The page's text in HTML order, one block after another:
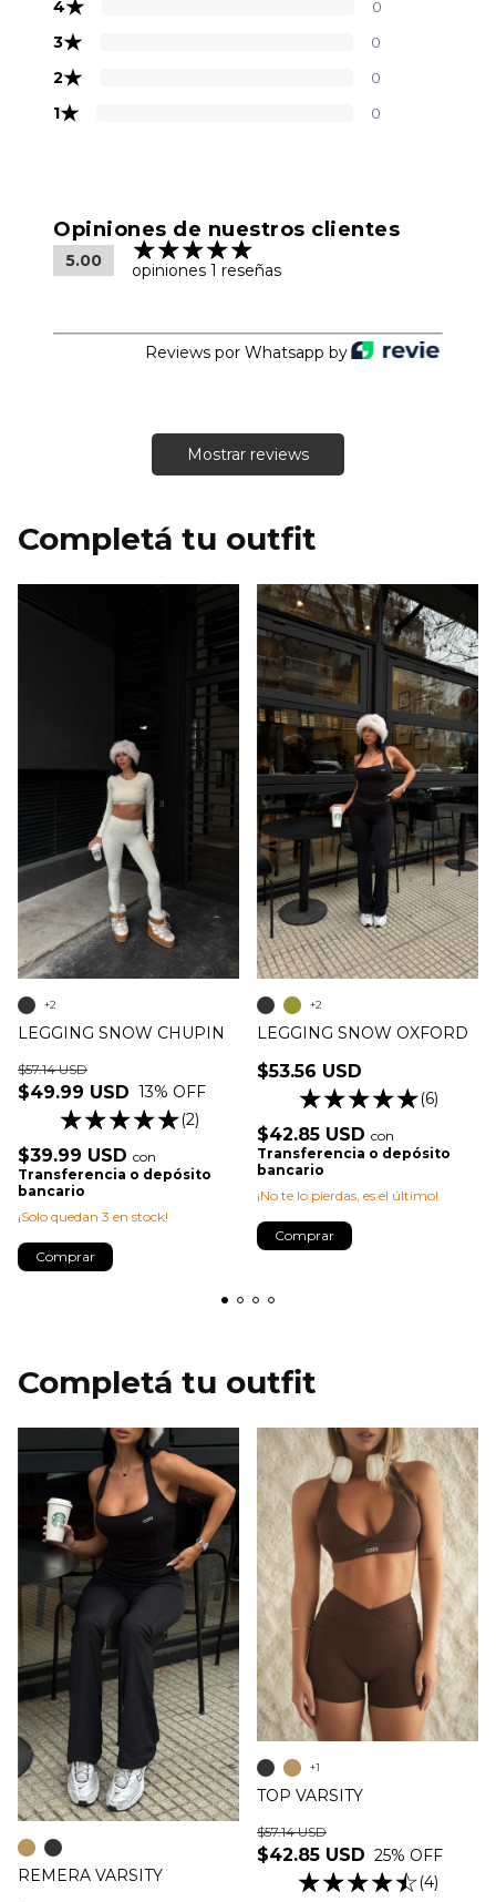
4★ 0
3★ 0
2★ 0
1★ 0
Opiniones de nuestros clientes
5.00 opiniones 1 reseñas
Reviews por Whatsapp by
Mostrar reviews
LEGGING SNOW CHUPIN
$49.99 USD
$57.14 USD
13% OFF
(2)
$39.99 USD con
Transferencia o depósito
bancario
¡Solo quedan 3 en stock!
+2
Comprar
LEGGING SNOW OXFORD
$53.56 USD
(6)
$42.85 USD con
Transferencia o depósito
bancario
¡No te lo pierdas, es el último!
+2
Comprar
REMERA VARSITY
TOP VARSITY
$42.85 USD
$57.14 USD
25% OFF
(4)
+1